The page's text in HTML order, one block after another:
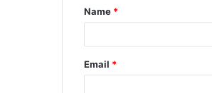
*
Name *
Email *